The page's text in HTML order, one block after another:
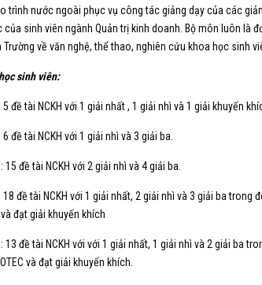
trình nước ngoài phục vụ công tác giảng dạy của các
sinh viên ngành Quản trị kinh doanh. Bộ môn luôn là
về văn nghệ, thể thao, nghiên cứu khoa học sinh
sinh viên:
đề tài NCKH với 1 giải nhất , 1 giải nhì và 1 giải khuyến
đề tài NCKH với 1 giải nhì và 3 giải ba.
15 đề tài NCKH với 2 giải nhì và 4 giải ba.
18 đề tài NCKH với 1 giải nhất, 2 giải nhì và 3 giải ba
đạt giải khuyến khích
13 đề tài NCKH với với 1 giải nhất, 1 giải nhì và 2 giải ba
và đạt giải khuyến khích.